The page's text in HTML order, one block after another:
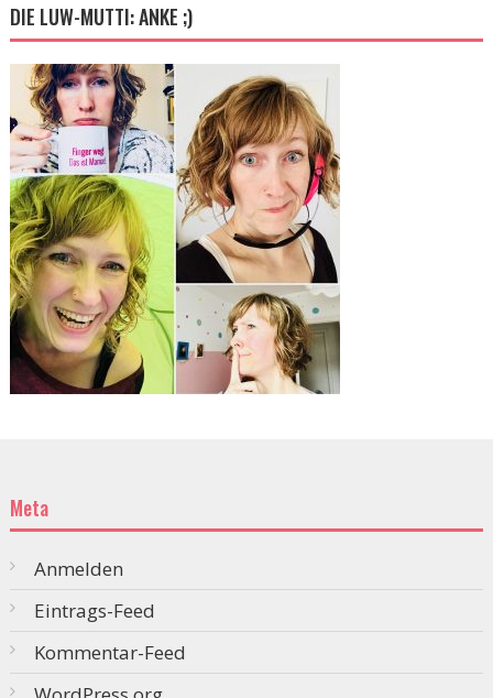
DIE LUW-MUTTI: ANKE ;)
Meta
Anmelden
Eintrags-Feed
Kommentar-Feed